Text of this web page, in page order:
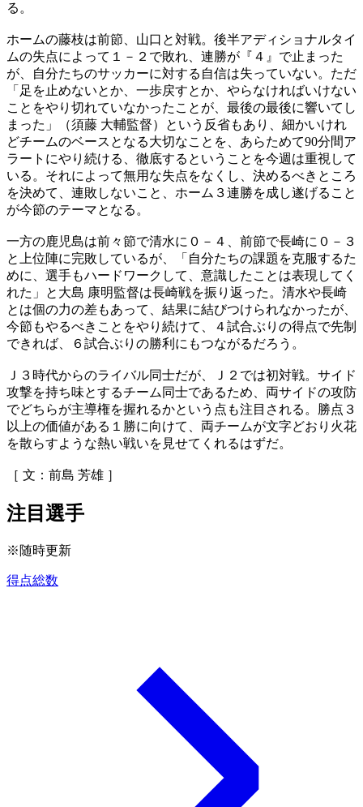
る。
ホームの藤枝は前節、山口と対戦。後半アディショナルタイ
ムの失点によって１－２で敗れ、連勝が『４』で止まった
が、自分たちのサッカーに対する自信は失っていない。ただ
「足を止めないとか、一歩戻すとか、やらなければいけない
ことをやり切れていなかったことが、最後の最後に響いてし
まった」（須藤 大輔監督）という反省もあり、細かいけれ
どチームのベースとなる大切なことを、あらためて90分間ア
ラートにやり続ける、徹底するということを今週は重視して
いる。それによって無用な失点をなくし、決めるべきところ
を決めて、連敗しないこと、ホーム３連勝を成し遂げること
が今節のテーマとなる。
一方の鹿児島は前々節で清水に０－４、前節で長崎に０－３
と上位陣に完敗しているが、「自分たちの課題を克服するた
めに、選手もハードワークして、意識したことは表現してく
れた」と大島 康明監督は長崎戦を振り返った。清水や長崎
とは個の力の差もあって、結果に結びつけられなかったが、
今節もやるべきことをやり続けて、４試合ぶりの得点で先制
できれば、６試合ぶりの勝利にもつながるだろう。
Ｊ３時代からのライバル同士だが、Ｊ２では初対戦。サイド
攻撃を持ち味とするチーム同士であるため、両サイドの攻防
でどちらが主導権を握れるかという点も注目される。勝点３
以上の価値がある１勝に向けて、両チームが文字どおり火花
を散らすような熱い戦いを見せてくれるはずだ。
［ 文：前島 芳雄 ］
注目選手
※随時更新
得点総数